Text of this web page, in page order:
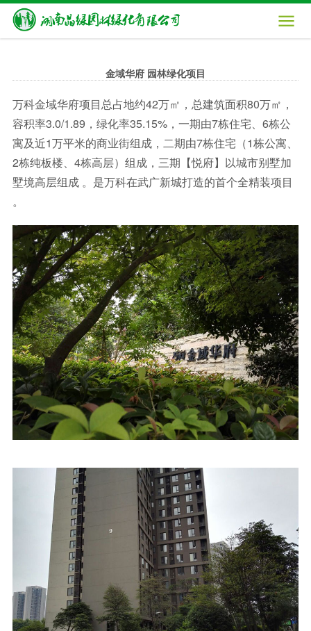

金域华府 园林绿化项目
万科金域华府项目总占地约42万㎡，总建筑面积80万㎡，
容积率3.0/1.89，绿化率35.15%，一期由7栋住宅、6栋公
寓及近1万平米的商业街组成，二期由7栋住宅（1栋公寓、
2栋纯板楼、4栋高层）组成，三期【悦府】以城市别墅加
墅境高层组成 。是万科在武广新城打造的首个全精装项目
。